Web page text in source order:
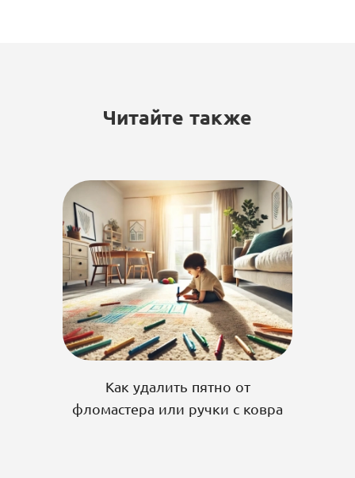
Читайте также
Как удалить пятно от
фломастера или ручки с ковра